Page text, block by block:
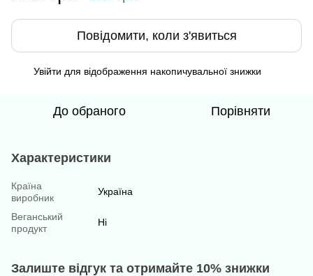
Повідомити, коли з'явиться
Увійти для відображення накопичувальної знижки
До обраного Порівняти
Характеристики
Країна
виробник
Україна
Веганський
продукт
Ні
Залиште відгук та отримайте 10% знижки